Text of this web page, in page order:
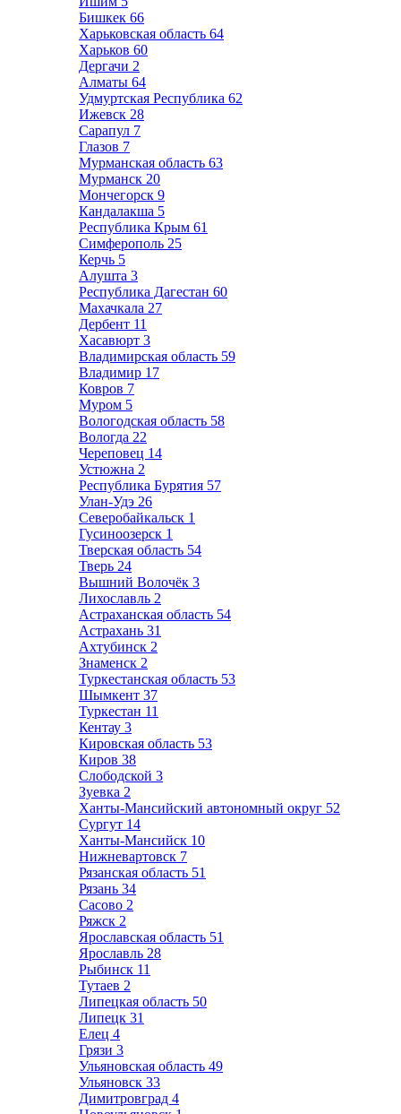
Бишкек 66
Харьковская область 64
Харьков 60
Дергачи 2
Алматы 64
Удмуртская Республика 62
Ижевск 28
Сарапул 7
Глазов 7
Мурманская область 63
Мурманск 20
Мончегорск 9
Кандалакша 5
Республика Крым 61
Симферополь 25
Керчь 5
Алушта 3
Республика Дагестан 60
Махачкала 27
Дербент 11
Хасавюрт 3
Владимирская область 59
Владимир 17
Ковров 7
Муром 5
Вологодская область 58
Вологда 22
Череповец 14
Устюжна 2
Республика Бурятия 57
Улан-Удэ 26
Северобайкальск 1
Гусиноозерск 1
Тверская область 54
Тверь 24
Вышний Волочёк 3
Лихославль 2
Астраханская область 54
Астрахань 31
Ахтубинск 2
Знаменск 2
Туркестанская область 53
Шымкент 37
Туркестан 11
Кентау 3
Кировская область 53
Киров 38
Слободской 3
Зуевка 2
Ханты-Мансийский автономный округ 52
Сургут 14
Ханты-Мансийск 10
Нижневартовск 7
Рязанская область 51
Рязань 34
Сасово 2
Ряжск 2
Ярославская область 51
Ярославль 28
Рыбинск 11
Тутаев 2
Липецкая область 50
Липецк 31
Елец 4
Грязи 3
Ульяновская область 49
Ульяновск 33
Димитровград 4